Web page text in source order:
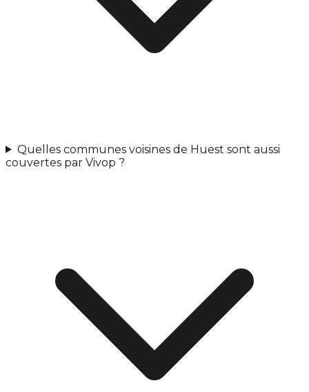
Quelles communes voisines de Huest sont aussi
couvertes par Vivop ?